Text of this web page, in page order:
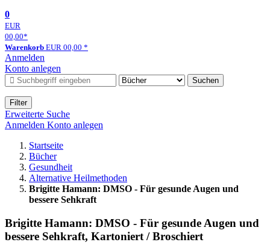
0
EUR
00,00*
Warenkorb EUR 00,00 *
Anmelden
Konto anlegen
Suchen
Filter
Erweiterte Suche
Anmelden Konto anlegen
Startseite
Bücher
Gesundheit
Alternative Heilmethoden
Brigitte Hamann: DMSO - Für gesunde Augen und
bessere Sehkraft
Brigitte Hamann: DMSO - Für gesunde Augen und
bessere Sehkraft, Kartoniert / Broschiert